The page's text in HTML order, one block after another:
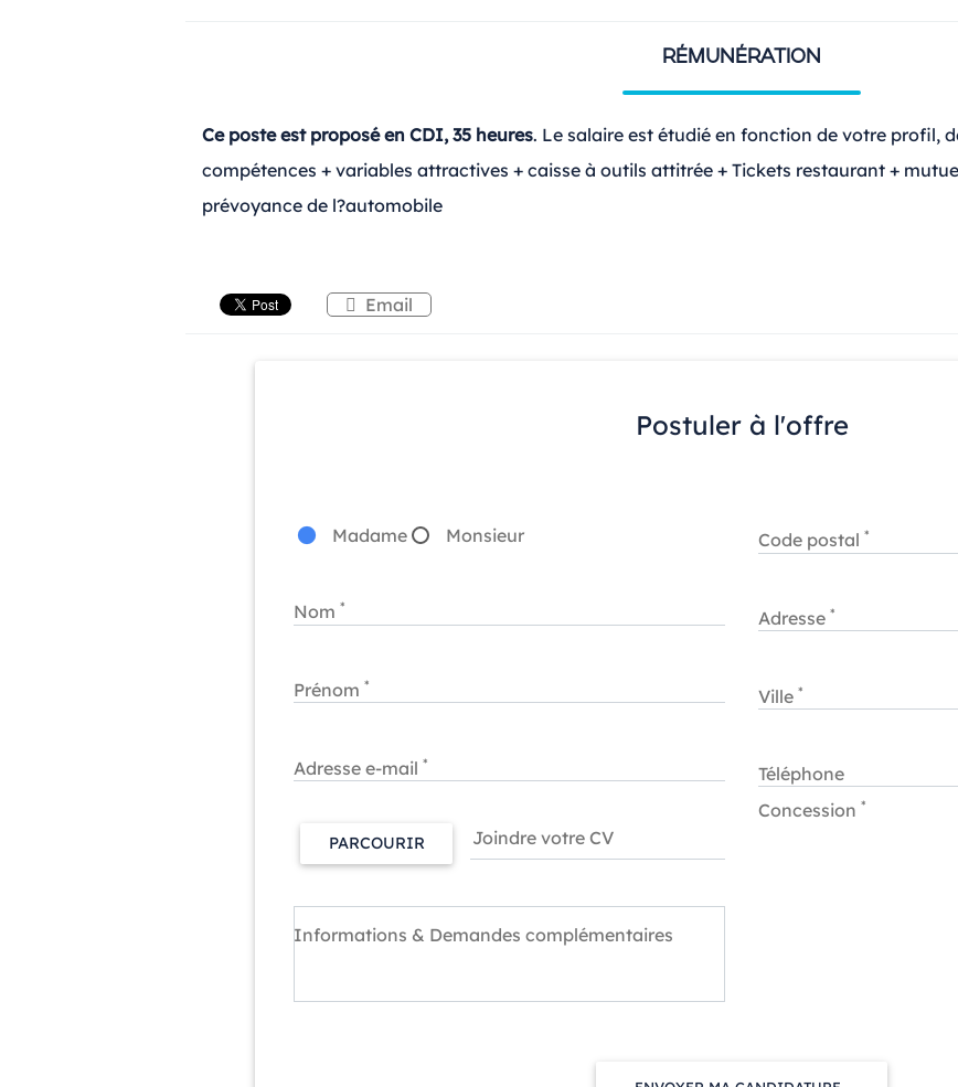
RÉMUNÉRATION
Ce poste est proposé en CDI, 35 heures. Le salaire est étudié en fonction de votre profil,
compétences + variables attractives + caisse à outils attitrée + Tickets restaurant +
prévoyance de l?automobile
Email
Postuler à l'offre
Madame Monsieur
Nom *
Prénom *
Adresse e-mail *
PARCOURIR
Informations & Demandes complémentaires
Code postal *
Adresse *
Ville *
Téléphone
Concession *